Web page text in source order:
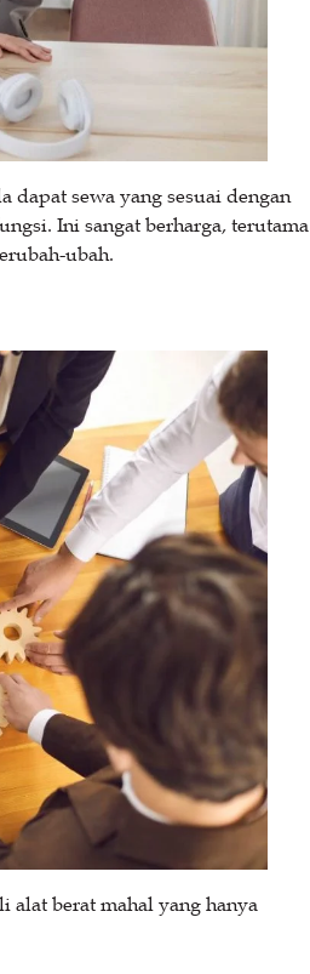
sewa yang sesuai dengan
Ini sangat berharga, terutama
ubah.
alat berat mahal yang hanya